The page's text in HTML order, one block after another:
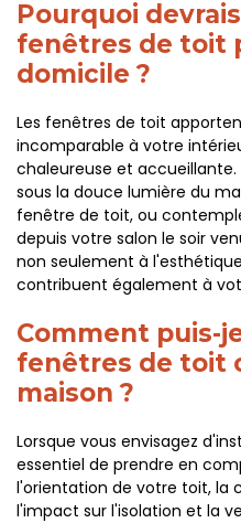
Pourquoi
fenêtres de toit
domicile ?
Les fenêtres de toit
incomparable à votre
chaleureuse et
sous la douce lumière du
fenêtre de toit, ou
depuis votre salon le soir
non seulement à
contribuent également à
Comment puis-
fenêtres de toit
maison ?
Lorsque vous envisagez
essentiel de prendre en
l'orientation de votre toit, la
l'impact sur l'isolation et la